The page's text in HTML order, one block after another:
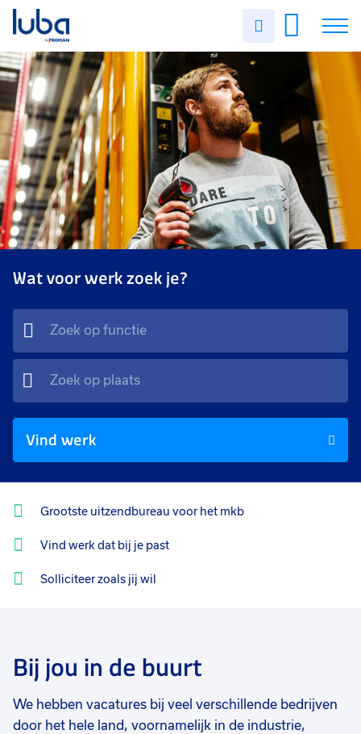
Uren
Vacatures
Over ons
Voor werkgevers
Contact
Wat voor werk zoek je?
Vind werk
Grootste uitzendbureau voor het mkb
Vind werk dat bij je past
Solliciteer zoals jij wil
Bij jou in de buurt
We hebben vacatures bij veel verschillende bedrijven
door het hele land, voornamelijk in de industrie,